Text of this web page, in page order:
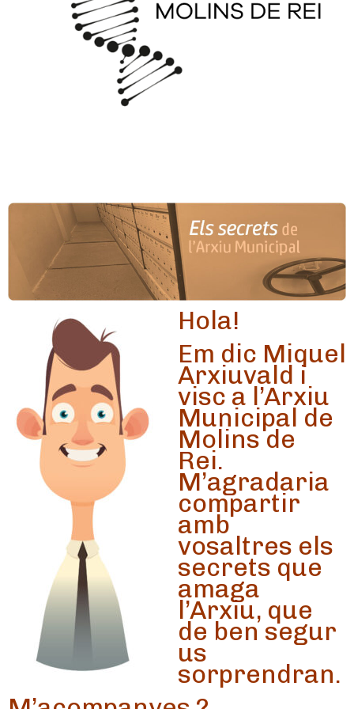
Hola!
Em dic Miquel
Arxiuvald i
visc a l’Arxiu
Municipal de
Molins de
Rei.
M’agradaria
compartir
amb
vosaltres els
secrets que
amaga
l’Arxiu, que
de ben segur
us
sorprendran.